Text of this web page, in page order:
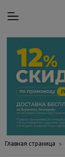
Главная страница